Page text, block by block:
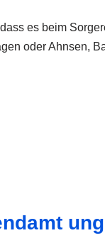
es beim
oder Ahnsen,